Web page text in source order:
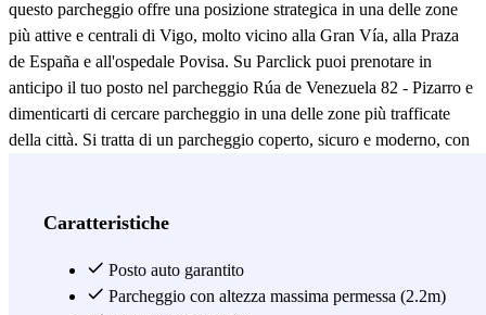
questo parcheggio offre una posizione strategica in una delle zone
più attive e centrali di Vigo, molto vicino alla Gran Vía, alla Praza
de España e all'ospedale Povisa. Su Parclick puoi prenotare in
anticipo il tuo posto nel parcheggio Rúa de Venezuela 82 - Pizarro e
dimenticarti di cercare parcheggio in una delle zone più trafficate
della città. Si tratta di un parcheggio coperto, sicuro e moderno, con
con mobilità ridotta. Da questo parcheggio potrai spostarti
che con le principali vie e zone commerciali. In pochi minuti potrai
raggiungere il centro storico, goderti la vista dal Monte do Castro o
Caratteristiche
Posto auto garantito
Parcheggio con altezza massima permessa (2.2m)